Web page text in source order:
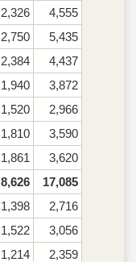
2,326
4,555
2,750
5,435
2,384
4,437
1,940
3,872
1,520
2,966
1,810
3,590
1,861
3,620
8,626
17,085
1,398
2,716
1,522
3,056
1,214
2,359